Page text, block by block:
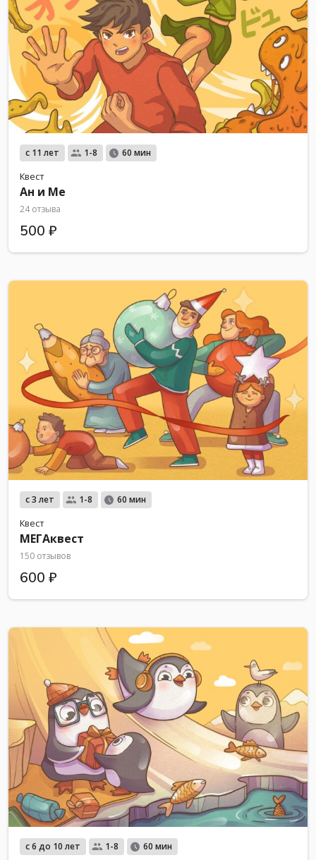
с 11 лет 1-8 60 мин
Квест
Ан и Ме
24 отзыва
500 ₽
с 3 лет 1-8 60 мин
Квест
МЕГАквест
150 отзывов
600 ₽
с 6 до 10 лет 1-8 60 мин